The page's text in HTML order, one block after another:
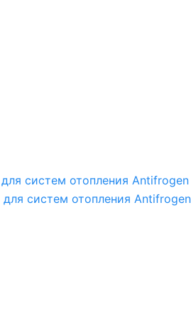
систем отопления
для систем отопления